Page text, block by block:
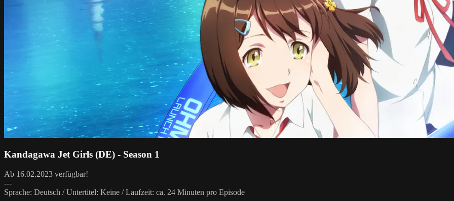
Kandagawa Jet Girls (DE) - Season 1
Ab 16.02.2023 verfügbar!
---
Sprache: Deutsch / Untertitel: Keine / Laufzeit: ca. 24 Minuten pro Episode